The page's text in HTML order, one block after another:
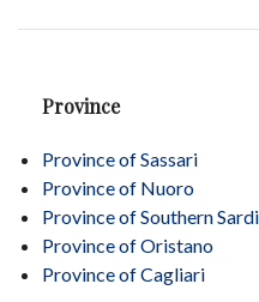
Province
Province of Sassari
Province of Nuoro
Province of Southern
Province of Oristano
Province of Cagliari